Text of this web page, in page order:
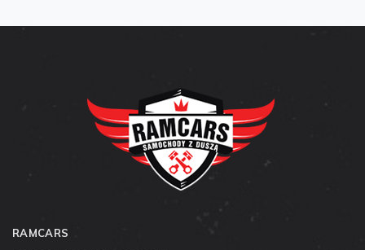
RAMCARS